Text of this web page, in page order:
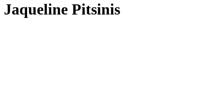
Jaqueline Pitsinis